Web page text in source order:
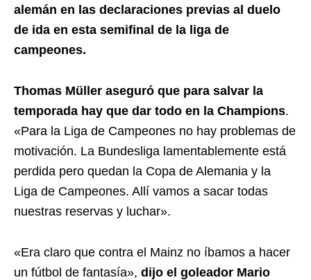
alemán en las declaraciones previas al duelo
de ida en esta semifinal de la liga de
campeones.
Thomas Müller aseguró que para salvar la
temporada hay que dar todo en la Champions.
«Para la Liga de Campeones no hay problemas de
motivación. La Bundesliga lamentablemente está
perdida pero quedan la Copa de Alemania y la
Liga de Campeones. Allí vamos a sacar todas
nuestras reservas y luchar».
«Era claro que contra el Mainz no íbamos a hacer
un fútbol de fantasía», dijo el goleador Mario